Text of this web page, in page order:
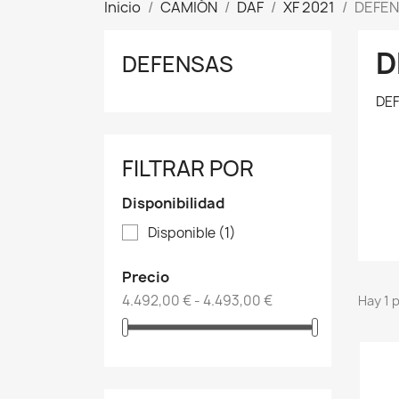
Inicio CAMIÓN DAF XF 2021
DEFENSAS
FILTRAR POR
Disponibilidad
Disponible (1)
Precio
4.492,00 € - 4.493,00 € Hay 1